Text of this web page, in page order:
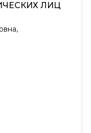
ЛИЦ